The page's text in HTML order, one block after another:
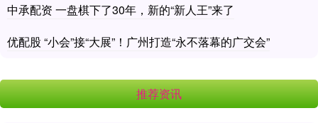
中承配资 一盘棋下了30年，新的“新人王”来了
优配股 “小会”接“大展”！广州打造“永不落幕的广交会”
推荐资讯